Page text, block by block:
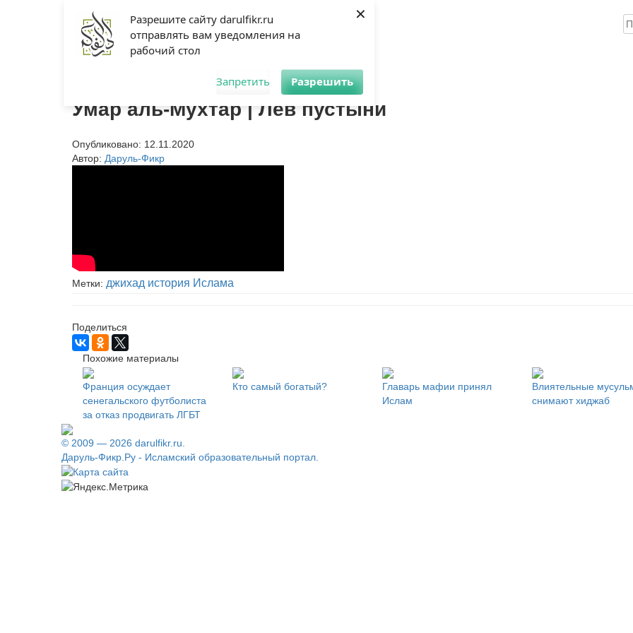
Разрешите сайту darulfikr.ru
отправлять вам уведомления на
рабочий стол
Запретить Разрешить
×
Найти:
Начинающим
Умар аль-Мухтар | Лев пустыни
Умар аль-Мухтар | Лев пустыни
Опубликовано: 12.11.2020
Автор: Даруль-Фикр
Метки: джихад история Ислама
Поделиться
Похожие материалы
Франция осуждает
сенегальского футболиста
за отказ продвигать ЛГБТ
Кто самый богатый?
Главарь мафии принял
Ислам
Влиятельные
снимают хиджаб
© 2009 — 2026 darulfikr.ru.
Даруль-Фикр.Ру - Исламский образовательный портал.